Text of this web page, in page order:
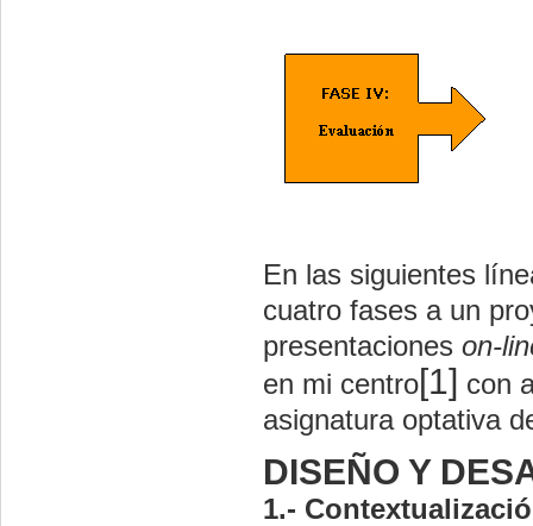
En las siguientes
cuatro fases a un
presentaciones on-
en mi centro[1] con
asignatura optativa
DISEÑO Y
1.-